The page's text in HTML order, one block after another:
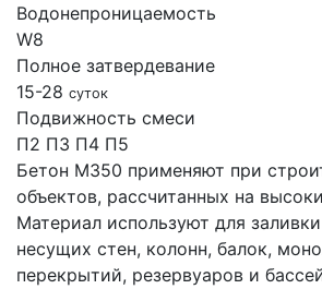
Водонепроницаемость
W8
Полное затвердевание
15-28 суток
Подвижность смеси
П2 П3 П4 П5
Бетон М350 применяют при
объектов, рассчитанных на
Материал используют для
несущих стен, колонн, балок,
перекрытий, резервуаров и